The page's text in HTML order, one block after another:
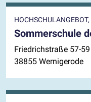
Sommerschule
Friedrichstraße 57-59
38855 Wernigerode